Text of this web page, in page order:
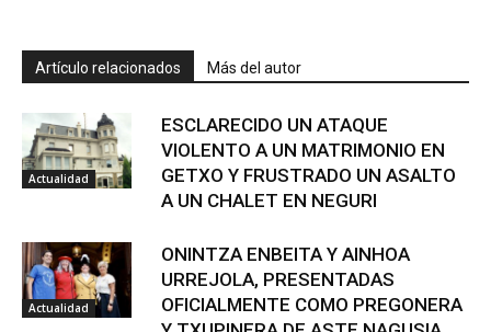
Artículo relacionados Más del autor
Actualidad
ESCLARECIDO UN ATAQUE
VIOLENTO A UN MATRIMONIO EN
GETXO Y FRUSTRADO UN ASALTO
A UN CHALET EN NEGURI
Actualidad
ONINTZA ENBEITA Y AINHOA
URREJOLA, PRESENTADAS
OFICIALMENTE COMO PREGONERA